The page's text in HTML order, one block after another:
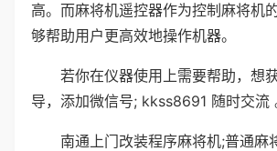
高。而麻将机遥控器作为控制麻将机
够帮助用户更高效地操作机器。
若你在仪器使用上需要帮助，想
导，添加微信号; kkss8691 随时交流
南通上门改装程序麻将机;普通麻